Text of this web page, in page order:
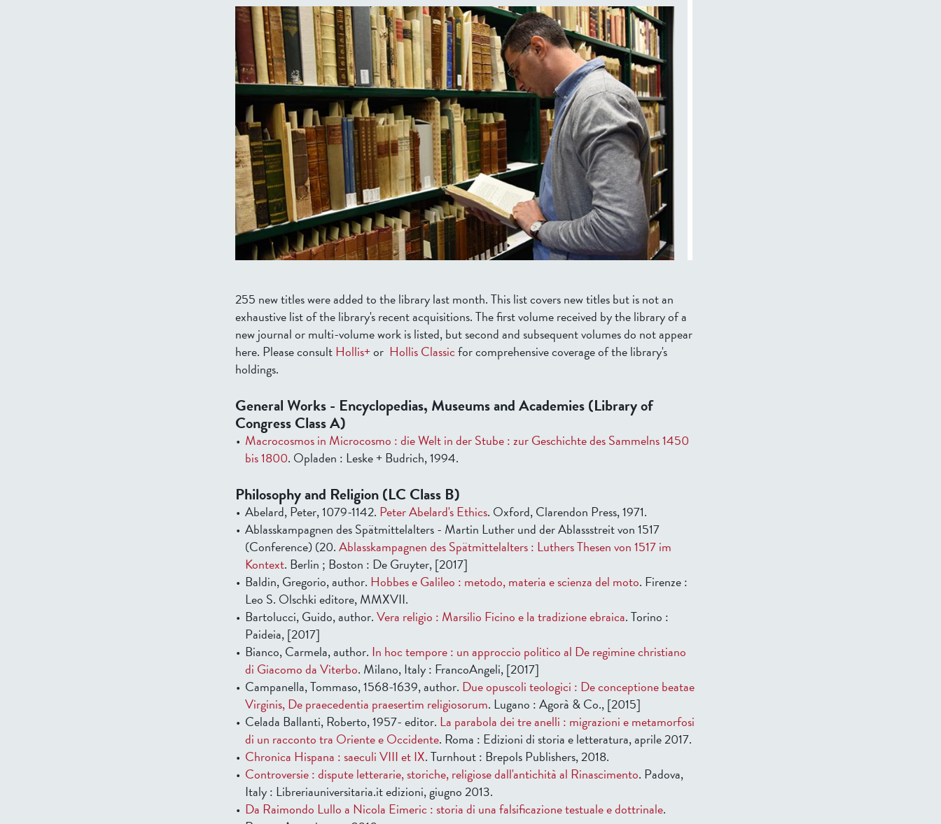
255 new titles were added to the library last month.This list covers new titles but is not an
exhaustive list of the library's recent acquisitions. The first volume received by the library of a
new journal or multi-volume work is listed, but second and subsequent volumes do not appear
here. Please consultHollis+or Hollis Classicfor comprehensive coverage of the library's
holdings.
General Works - Encyclopedias, Museums and Academies (Library of
Congress Class A)
Macrocosmos in Microcosmo : die Welt in der Stube : zur Geschichte des Sammelns 1450
bis 1800. Opladen : Leske + Budrich, 1994.
Philosophy and Religion (LC Class B)
Abelard, Peter, 1079-1142. Peter Abelard's Ethics. Oxford, Clarendon Press, 1971.
Ablasskampagnen des Spätmittelalters - Martin Luther und der Ablassstreit von 1517
(Conference) (20.Ablasskampagnen des Spätmittelalters : Luthers Thesen von 1517 im
Kontext. Berlin ; Boston : De Gruyter, [2017]
Baldin, Gregorio, author. Hobbes e Galileo : metodo, materia e scienza del moto. Firenze :
Leo S. Olschki editore, MMXVII.
Bartolucci, Guido, author.Vera religio : Marsilio Ficino e la tradizione ebraica. Torino :
Paideia, [2017]
Bianco, Carmela, author. In hoc tempore : un approccio politico al De regimine christiano
di Giacomo da Viterbo. Milano, Italy : FrancoAngeli, [2017]
Campanella, Tommaso, 1568-1639, author. Due opuscoli teologici : De conceptione beatae
Virginis, De praecedentia praesertim religiosorum. Lugano : Agorà & Co., [2015]
Celada Ballanti, Roberto, 1957- editor. La parabola dei tre anelli : migrazioni e metamorfosi
di un racconto tra Oriente e Occidente. Roma : Edizioni di storia e letteratura, aprile 2017.
Chronica Hispana : saeculi VIII et IX. Turnhout : Brepols Publishers, 2018.
Controversie : dispute letterarie, storiche, religiose dall'antichità al Rinascimento. Padova,
Italy : Libreriauniversitaria.it edizioni, giugno 2013.
Da Raimondo Lullo a Nicola Eimeric : storia di una falsificazione testuale e dottrinale.